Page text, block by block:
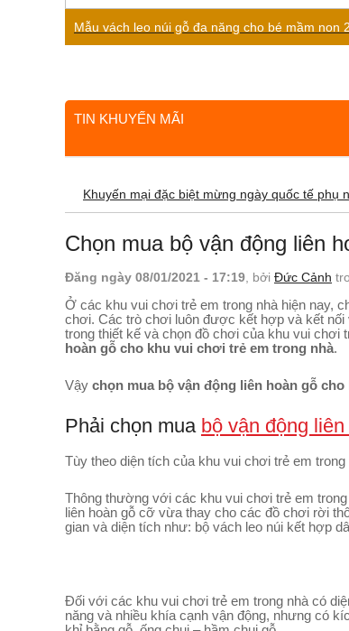
Mẫu vách leo núi gỗ đa năng cho bé mầm non
TIN KHUYẾN MÃI
Khuyến mại đặc biệt mừng ngày quốc tế phụ
Chọn mua bộ vận động liên
Đăng ngày 08/01/2021 - 17:19 , bởi Đức Cảnh
Ở các khu vui chơi trẻ em trong nhà hiện nay,
chơi. Các trò chơi luôn được kết hợp và kết nối
trong thiết kế và chọn đồ chơi của khu vui chơi
hoàn gỗ cho khu vui chơi trẻ em trong nhà.
Vậy chọn mua bộ vận động liên hoàn gỗ
Phải chọn mua bộ vận động
Tùy theo diện tích của khu vui chơi trẻ em
Thông thường với các khu vui chơi trẻ em
liên hoàn gỗ cỡ vừa thay cho các đồ chơi rời
gian và diện tích như: bộ vách leo núi kết hợp
Đối với các khu vui chơi trẻ em trong nhà có
năng và nhiều khía cạnh vận động, nhưng có